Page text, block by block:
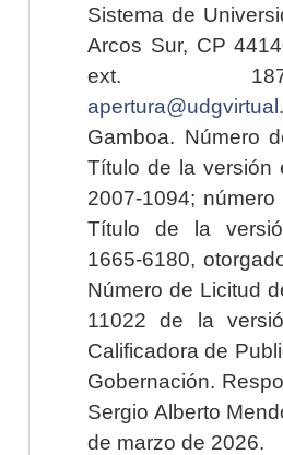
Sistema de
Arcos Sur, CP
ext.
Gamboa. Número
Título de la versión
2007-1094;
Título de la
1665-6180,
Número de Licitud
11022 de la
Calificadora de
Gobernación.
Sergio Alberto
de marzo de 2026.